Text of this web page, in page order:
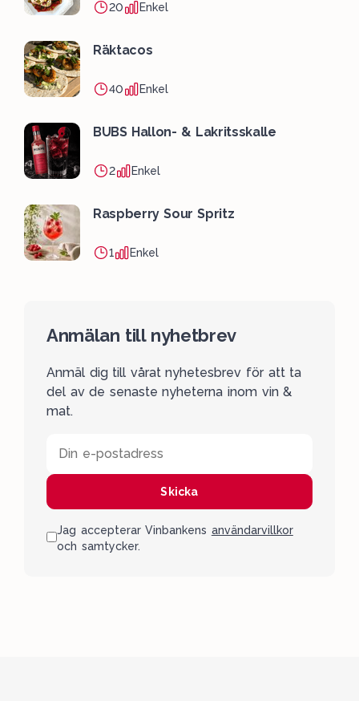
20 Enkel
Räktacos
40 Enkel
BUBS Hallon- & Lakritsskalle
2 Enkel
Raspberry Sour Spritz
1 Enkel
Anmälan till nyhetbrev
Anmäl dig till vårat nyhetesbrev för att ta
del av de senaste nyheterna inom vin &
mat.
Din e-postadress
Skicka
Jag accepterar Vinbankens användarvillkor
och samtycker.